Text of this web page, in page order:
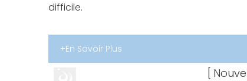
difficile.
+En Savoir Plus
[